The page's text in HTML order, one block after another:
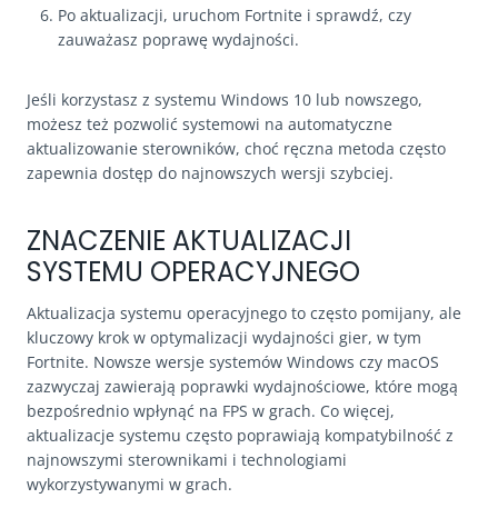
Po aktualizacji, uruchom Fortnite i sprawdź, czy
zauważasz poprawę wydajności.
Jeśli korzystasz z systemu Windows 10 lub nowszego,
możesz też pozwolić systemowi na automatyczne
aktualizowanie sterowników, choć ręczna metoda często
zapewnia dostęp do najnowszych wersji szybciej.
ZNACZENIE AKTUALIZACJI
SYSTEMU OPERACYJNEGO
Aktualizacja systemu operacyjnego to często pomijany, ale
kluczowy krok w optymalizacji wydajności gier, w tym
Fortnite. Nowsze wersje systemów Windows czy macOS
zazwyczaj zawierają poprawki wydajnościowe, które mogą
bezpośrednio wpłynąć na FPS w grach. Co więcej,
aktualizacje systemu często poprawiają kompatybilność z
najnowszymi sterownikami i technologiami
wykorzystywanymi w grach.